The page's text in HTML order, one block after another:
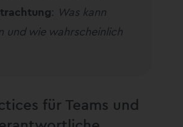
: Was kann
und wie wahrscheinlich
für Teams und